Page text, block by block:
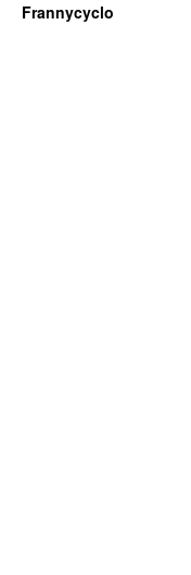
Frannycyclo